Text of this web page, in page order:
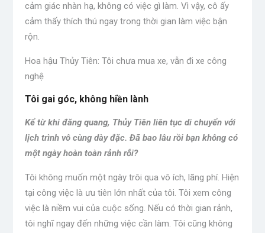
cảm giác nhàn hạ, không có việc gì làm. Vì vậy, cô ấy
cảm thấy thích thú ngay trong thời gian làm việc bận
rộn.
Hoa hậu Thủy Tiên: Tôi chưa mua xe, vẫn đi xe công
nghệ
Tôi gai góc, không hiền lành
Kể từ khi đăng quang, Thủy Tiên liên tục di chuyển với
lịch trình vô cùng dày đặc. Đã bao lâu rồi bạn không có
một ngày hoàn toàn rảnh rỗi?
Tôi không muốn một ngày trôi qua vô ích, lãng phí. Hiện
tại công việc là ưu tiên lớn nhất của tôi. Tôi xem công
việc là niềm vui của cuộc sống. Nếu có thời gian rảnh,
tôi nghĩ ngay đến những việc cần làm. Tôi cũng không